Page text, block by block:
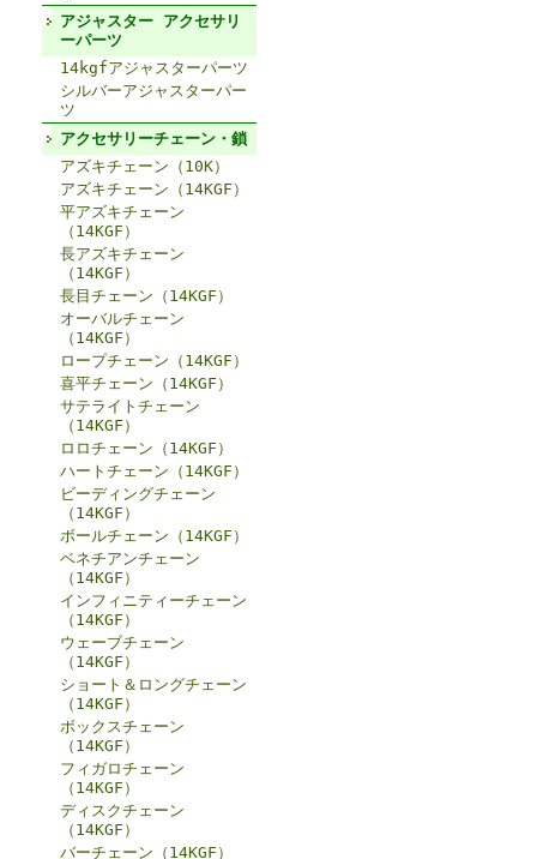
アジャスター アクセサリ
ーパーツ
14kgfアジャスターパーツ
シルバーアジャスターパー
ツ
アクセサリーチェーン・鎖
アズキチェーン（10K）
アズキチェーン（14KGF）
平アズキチェーン
（14KGF）
長アズキチェーン
（14KGF）
長目チェーン（14KGF）
オーバルチェーン
（14KGF）
ロープチェーン（14KGF）
喜平チェーン（14KGF）
サテライトチェーン
（14KGF）
ロロチェーン（14KGF）
ハートチェーン（14KGF）
ビーディングチェーン
（14KGF）
ボールチェーン（14KGF）
ベネチアンチェーン
（14KGF）
インフィニティーチェーン
（14KGF）
ウェーブチェーン
（14KGF）
ショート＆ロングチェーン
（14KGF）
ボックスチェーン
（14KGF）
フィガロチェーン
（14KGF）
ディスクチェーン
（14KGF）
バーチェーン（14KGF）